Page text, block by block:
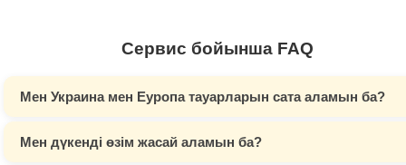
Сервис бойынша FAQ
Мен Украина мен Еуропа тауарларын сата аламын ба?
Мен дүкенді өзім жасай аламын ба?